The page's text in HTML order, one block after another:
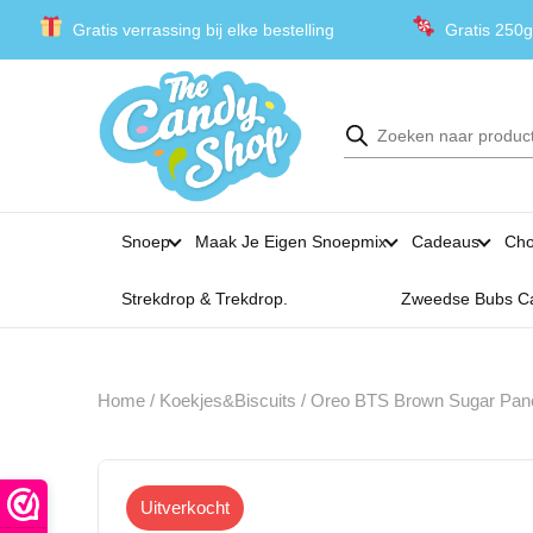
Gratis verrassing bij elke bestelling Gratis
Producten
zoeken
Snoep Maak Je Eigen Snoepmix Cadeaus
Strekdrop & Trekdrop. Zweedse Bubs
Home / Koekjes&Biscuits / Oreo BTS Brown Sugar
Uitverkocht